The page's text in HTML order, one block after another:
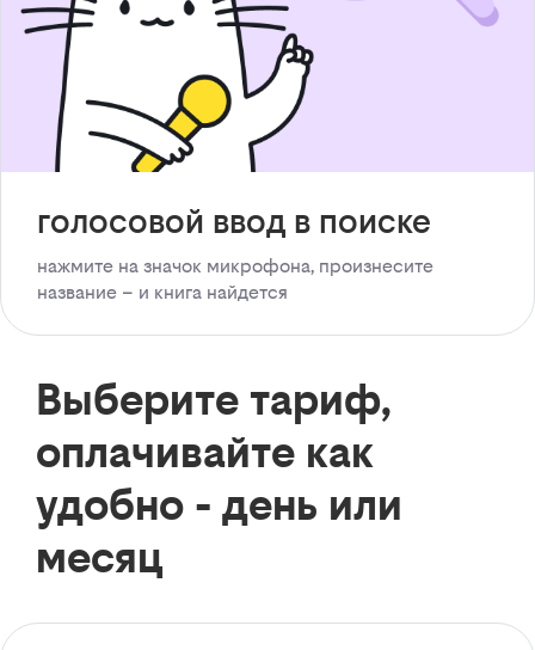
голосовой ввод в поиске
нажмите на значок микрофона, произнесите
название – и книга найдется
Выберите тариф,
оплачивайте как
удобно - день или
месяц